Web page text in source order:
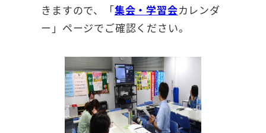
きますので、「集会・学習会カレンダ
ー」ページでご確認ください。